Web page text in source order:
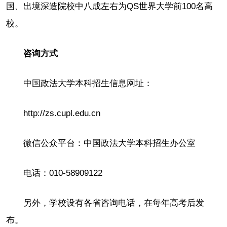
国、出境深造院校中八成左右为QS世界大学前100名高
校。
咨询方式
中国政法大学本科招生信息网址：
http://zs.cupl.edu.cn
微信公众平台：中国政法大学本科招生办公室
电话：010-58909122
另外，学校设有各省咨询电话，在每年高考后发
布。